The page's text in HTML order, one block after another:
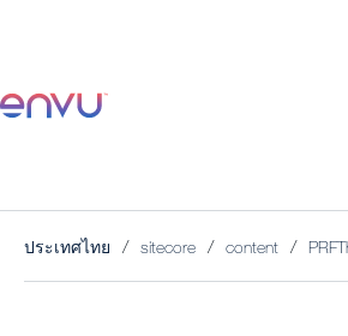
ประเทศไทย sitecore content